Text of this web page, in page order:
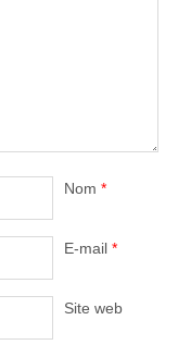
Nom *
E-mail *
Site web